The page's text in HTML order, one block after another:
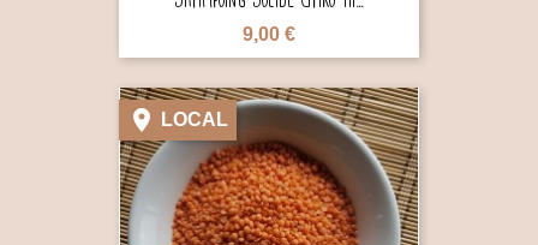
9,00 €
 LOCAL